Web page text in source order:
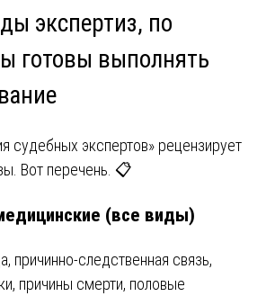
экспертиз, по
готовы выполнять
судебных экспертов» рецензирует
Вот перечень. 📋
(все виды)
причинно-следственная связь,
причины смерти, половые